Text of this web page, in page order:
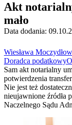
Akt
mało
Data dodania:
Wiesława
Doradca podatkowy
Sam akt notarialny
potwierdzenia
Nie jest też
nieujawnione źródła
Naczelnego Sądu